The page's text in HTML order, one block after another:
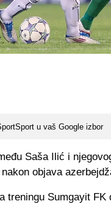
u vaš Google izbor
Saša Ilić i
objava
treningu Sumgayit FK